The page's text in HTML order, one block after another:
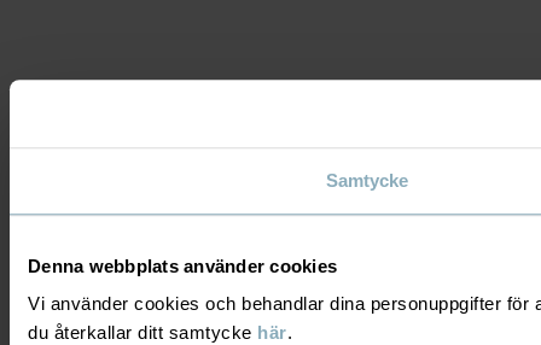
Samtycke
Denna webbplats använder cookies
Vi använder cookies och behandlar dina personuppgifter
du återkallar ditt samtycke här.